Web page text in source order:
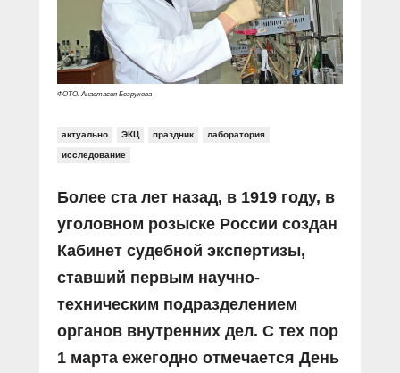
Социальные ролики
Документальные фильмы
Прямой разговор
В знании сила
Специальный репортаж
КиберПОСТОВОЙ
Газета «Щит и меч»
Журнал «Полиция России»
О ПОРТАЛЕ
Контакты
ФОТО: Анастасия Безрукова
актуально ЭКЦ праздник лаборатория
исследование
Более ста лет назад, в 1919 году, в
уголовном розыске России создан
Кабинет судебной экспертизы,
ставший первым научно-
техническим подразделением
органов внутренних дел. С тех пор
1 марта ежегодно отмечается День